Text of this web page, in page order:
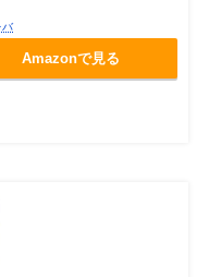
バ
Amazonで見る